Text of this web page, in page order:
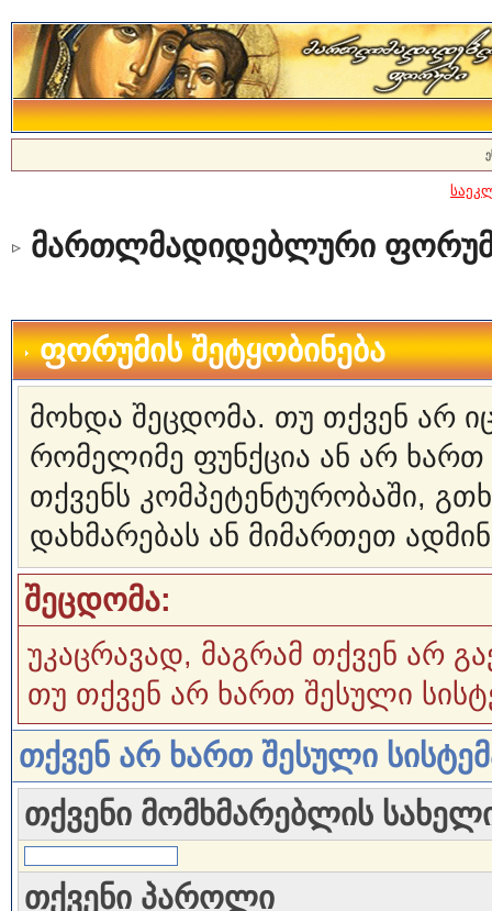
მართლმადიდებლური
ფორუმის შეტყობინება
მოხდა შეცდომა. თუ თქვენ არ
რომელიმე ფუნქცია ან არ ხართ
თქვენს კომპეტენტურობაში,
დახმარებას ან მიმართეთ
შეცდომა:
უკაცრავად, მაგრამ თქვენ არ
თუ თქვენ არ ხართ შესული
თქვენ არ ხართ შესული
თქვენი მომხმარებლის
თქვენი პაროლი